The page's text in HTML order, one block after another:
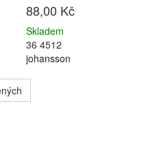
88,00 Kč
Skladem
36 4512
johansson